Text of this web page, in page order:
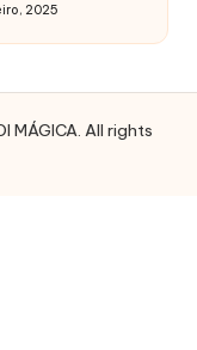
2025
MÁGICA. All rights